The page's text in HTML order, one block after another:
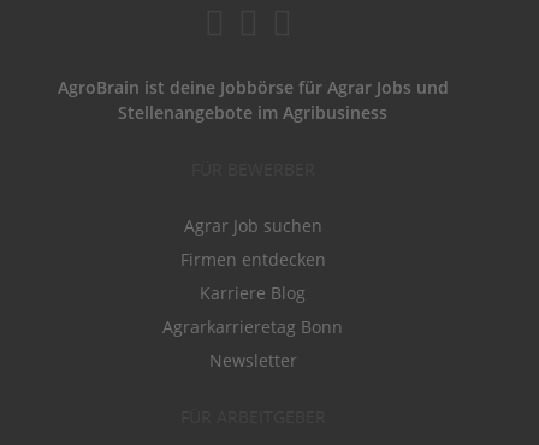
AgroBrain ist deine Jobbörse für Agrar Jobs und
Stellenangebote im Agribusiness
Agrar Job suchen
Firmen entdecken
Karriere Blog
Agrarkarrieretag Bonn
Newsletter